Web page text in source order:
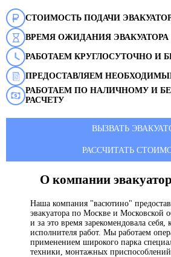
СТОИМОСТЬ ПОДАЧИ
ВРЕМЯ ОЖИДАНИЯ ЭВАКУАТОРА
РАБОТАЕМ КРУГЛОСУТОЧНО И
ПРЕДОСТАВЛЯЕМ
РАБОТАЕМ ПО НАЛИЧНОМУ И
РАСЧЕТУ
ВЫЗВАТЬ
РАССЧИТАТЬ
О компании эвакуатор
Наша компания "васютино"
эвакуатора по Москве и Московской
и за это время зарекомендовала себя,
исполнителя работ. Мы работаем
применением широкого парка
техники, монтажных приспособлений.